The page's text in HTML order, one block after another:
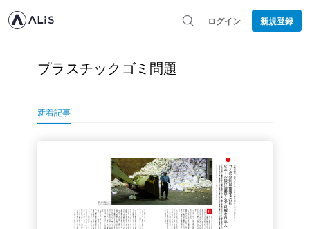
ログイン 新規登録
プラスチックゴミ問題
新着記事